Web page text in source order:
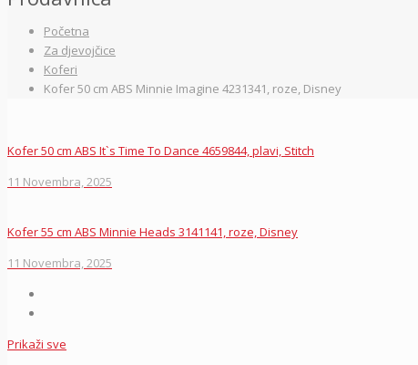
Početna
Za djevojčice
Koferi
Kofer 50 cm ABS Minnie Imagine 4231341, roze, Disney
Kofer 50 cm ABS It`s Time To Dance 4659844, plavi, Stitch
11 Novembra, 2025
Kofer 55 cm ABS Minnie Heads 3141141, roze, Disney
11 Novembra, 2025
Prikaži sve